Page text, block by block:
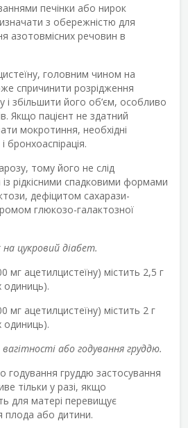
печінки або нирок
з обережністю для
азотовмісних речовин в
головним чином на
спричинити розрідження
і збільшити його об’єм, особливо
Якщо пацієнт не здатний
мокротиння, необхідні
бронхоаспірація.
тому його не слід
рідкісними спадковими формами
дефіцитом сахарази-
глюкозо-галактозної
цукровий діабет.
мг ацетилцистеїну) містить 2,5 г
одиниць).
мг ацетилцистеїну) містить 2 г
одиниць).
або годування груддю.
годування груддю застосування
тільки у разі, якщо
для матері перевищує
плода або дитини.